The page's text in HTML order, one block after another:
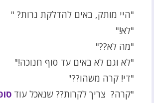
"היי מותק, באים להדלקת נרות? "
"לא!"
"מה לא??"
"לא וגם לא באים עד סוף חנוכה!"
"די! קרה משהו??"
"קרה? צריך לקרות?? שנאכל עוד